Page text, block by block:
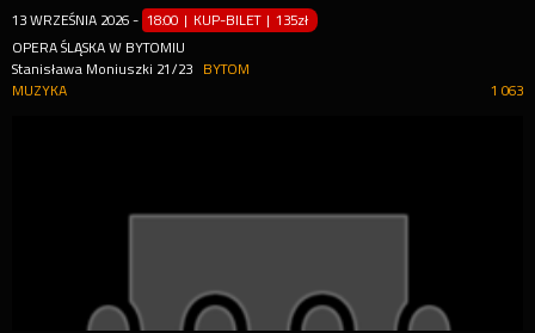
13 WRZEŚNIA 2026 - 18:00 | KUP-BILET |135zł
OPERA ŚLĄSKA W BYTOMIU
Stanisława Moniuszki 21/23
BYTOM
1 063
MUZYKA